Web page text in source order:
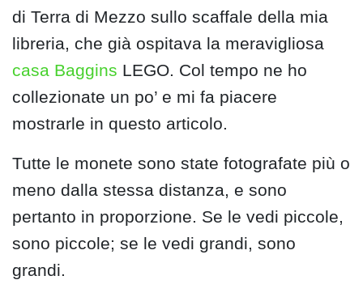
di Terra di Mezzo sullo scaffale della mia
libreria, che già ospitava la meravigliosa
casa Baggins LEGO. Col tempo ne ho
collezionate un po’ e mi fa piacere
mostrarle in questo articolo.
Tutte le monete sono state fotografate più o
meno dalla stessa distanza, e sono
pertanto in proporzione. Se le vedi piccole,
sono piccole; se le vedi grandi, sono
grandi.